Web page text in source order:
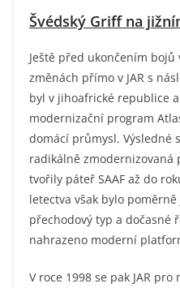
Švédský Griff na
Ještě před ukončením
změnách přímo v JAR s
byl v jihoafrické republice
modernizační program
domácí průmysl. Výsledné
radikálně zmodernizovaná
tvořily páteř SAAF až do
letectva však bylo
přechodový typ a dočasné
nahrazeno moderní
V roce 1998 se pak JAR